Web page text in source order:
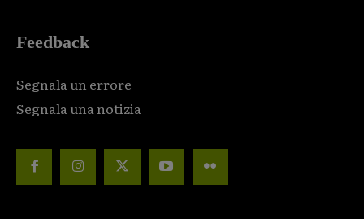
Feedback
Segnala un errore
Segnala una notizia